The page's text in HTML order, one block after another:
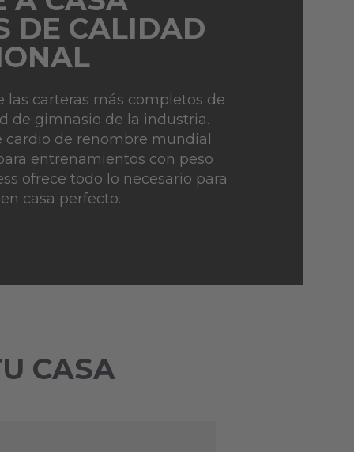
DE CALIDAD
las carteras más completos de
de gimnasio de la industria.
cardio de renombre mundial
entrenamientos con peso
ofrece todo lo necesario para
casa perfecto.
CASA